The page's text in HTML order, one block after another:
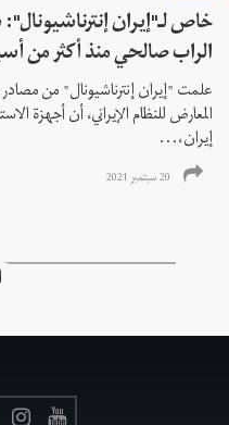
خاص لـ"إيران
الراب صالحي منذ أكثر من
علمت "إيران إنترناشيونال" من
المعارض للنظام الإيراني، أن أجهزة
إيران،...
20 سبتمبر 2021